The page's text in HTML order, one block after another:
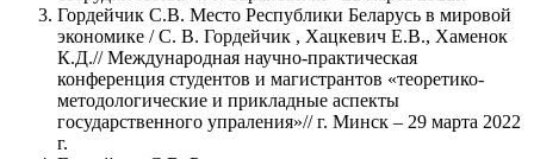
Гордейчик С.В. Место Республики Беларусь в мировой
экономике / С. В. Гордейчик , Хацкевич Е.В., Хаменок
К.Д.// Международная научно-практическая
конференция студентов и магистрантов «теоретико-
методологические и прикладные аспекты
государственного упраления»// г. Минск – 29 марта 2022
г.